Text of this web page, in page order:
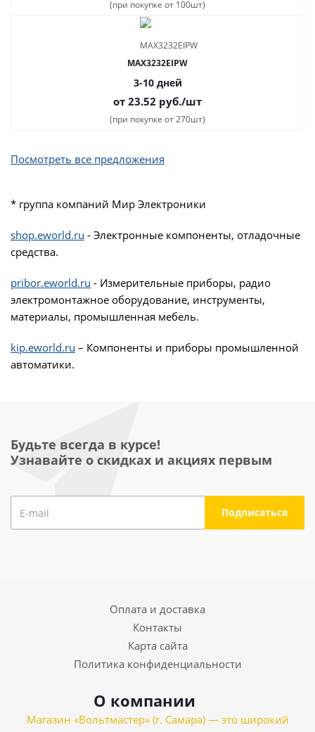
(при покупке от 100шт)
MAX3232EIPW
3-10 дней
от 23.52 руб./шт
(при покупке от 270шт)
Посмотреть все предложения
* группа компаний Мир Электроники
shop.eworld.ru - Электронные компоненты, отладочные
средства.
pribor.eworld.ru - Измерительные приборы, радио
электромонтажное оборудование, инструменты,
материалы, промышленная мебель.
kip.eworld.ru – Компоненты и приборы промышленной
автоматики.
Будьте всегда в курсе!
Узнавайте о скидках и акциях первым
Оплата и доставка
Контакты
Карта сайта
Политика конфиденциальности
О компании
Магазин «Вольтмастер» (г. Самара) — это широкий